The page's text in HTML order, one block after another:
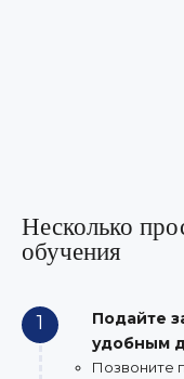
Несколько
обучения
1
Подайте
удобным
Позвоните